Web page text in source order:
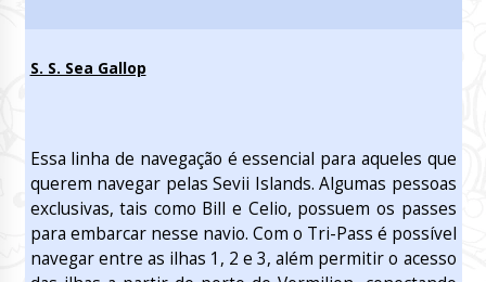
S. S. Sea Gallop
Essa linha de navegação é essencial para aqueles que
querem navegar pelas Sevii Islands. Algumas pessoas
exclusivas, tais como Bill e Celio, possuem os passes
para embarcar nesse navio. Com o Tri-Pass é possível
navegar entre as ilhas 1, 2 e 3, além permitir o acesso